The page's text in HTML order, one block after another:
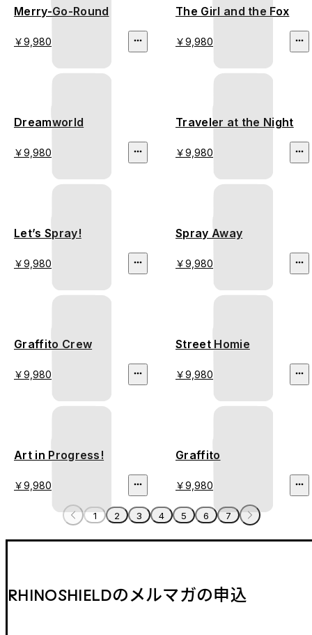
Merry-Go-Round
￥9,980
The Girl and the Fox
￥9,980
Dreamworld
￥9,980
Traveler at the Night
￥9,980
Let’s Spray!
￥9,980
Spray Away
￥9,980
Graffito Crew
￥9,980
Street Homie
￥9,980
Art in Progress!
￥9,980
Graffito
￥9,980
1 2 3 4 5 6 7
RHINOSHIELDのメルマガの申込